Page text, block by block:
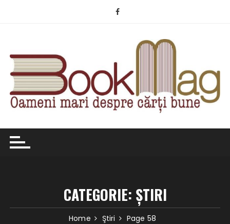
CATEGORIE: ŞTIRI
Home Ştiri Page 58